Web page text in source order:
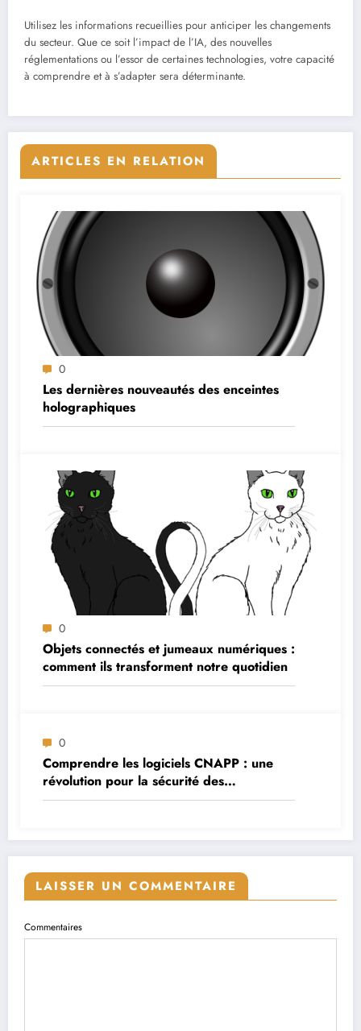
Utilisez les informations recueillies pour anticiper les changements
du secteur. Que ce soit l’impact de l’IA, des nouvelles
réglementations ou l’essor de certaines technologies, votre capacité
à comprendre et à s’adapter sera déterminante.
ARTICLES EN RELATION
0
Les dernières nouveautés des enceintes
holographiques
0
Objets connectés et jumeaux numériques :
comment ils transforment notre quotidien
0
Comprendre les logiciels CNAPP : une
révolution pour la sécurité des
applications cloud
LAISSER UN COMMENTAIRE
Commentaires